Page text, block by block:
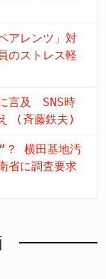
アレンツ」対
のストレス軽
言及 SNS時
(斉藤鉄夫)
？ 横田基地汚
省に調査要求